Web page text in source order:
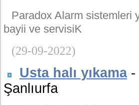
Paradox Alarm sistemleri
bayii ve servisiK
(29-09-2022)
Usta halı yıkama-
Şanlıurfa